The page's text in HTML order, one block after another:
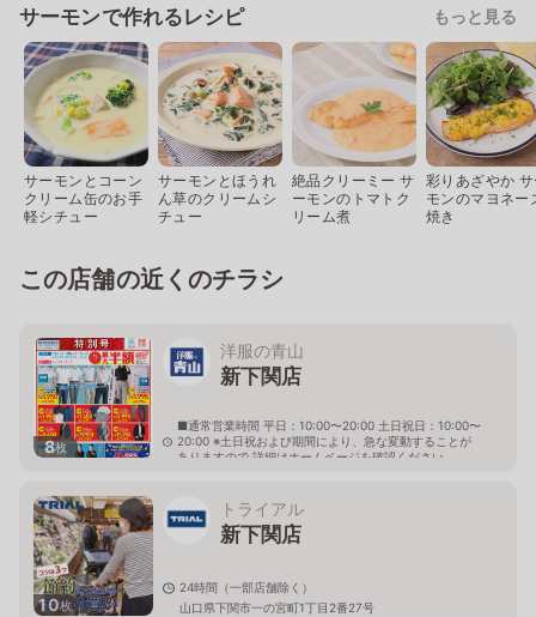
サーモンで作れるレシピ もっと見る
サーモンとコーン
クリーム缶のお手
軽シチュー
サーモンとほうれ
ん草のクリームシ
チュー
絶品クリーミー サ
ーモンのトマトク
リーム煮
彩りあざやか
モンのマヨネー
焼き
この店舗の近くのチラシ
8枚
洋服の青山
新下関店
■通常営業時間 平日：10:00〜20:00 土日祝日：10:00〜
20:00 ※土日祝および期間により、急な変動することが
ありますので 詳細はホームページを確認ください
10枚
トライアル
新下関店
24時間（一部店舗除く）
山口県下関市一の宮町1丁目2番27号